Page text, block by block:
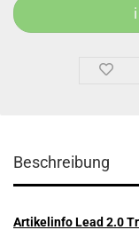
Beschreibung
Artikelinfo Lead 2.0